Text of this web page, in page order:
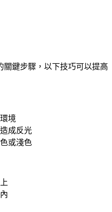
關鍵步驟，以下技巧可以提高
境
成反光
或淺色